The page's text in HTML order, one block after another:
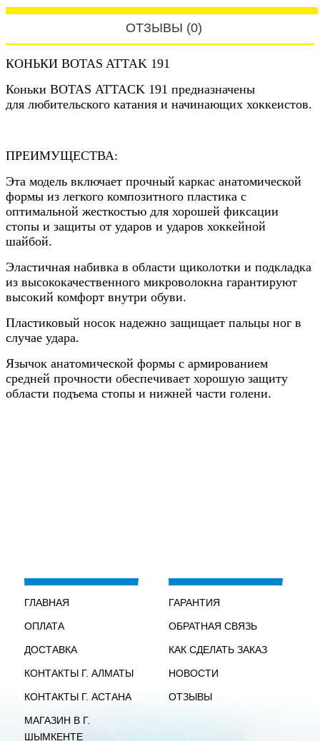
ОТЗЫВЫ (0)
КОНЬКИ BOTAS ATTAK 191
Коньки BOTAS ATTACK 191 предназначены
для любительского катания и начинающих хоккеистов.
ПРЕИМУЩЕСТВА:
Эта модель включает прочный каркас анатомической
формы из легкого композитного пластика с
оптимальной жесткостью для хорошей фиксации
стопы и защиты от ударов и ударов хоккейной
шайбой.
Эластичная набивка в области щиколотки и подкладка
из высококачественного микроволокна гарантируют
высокий комфорт внутри обуви.
Пластиковый носок надежно защищает пальцы ног в
случае удара.
Язычок анатомической формы с армированием
средней прочности обеспечивает хорошую защиту
области подъема стопы и нижней части голени.
ГЛАВНАЯ
ОПЛАТА
ДОСТАВКА
КОНТАКТЫ Г. АЛМАТЫ
КОНТАКТЫ Г. АСТАНА
МАГАЗИН В Г.
ШЫМКЕНТЕ
ГАРАНТИЯ
ОБРАТНАЯ СВЯЗЬ
КАК СДЕЛАТЬ ЗАКАЗ
НОВОСТИ
ОТЗЫВЫ